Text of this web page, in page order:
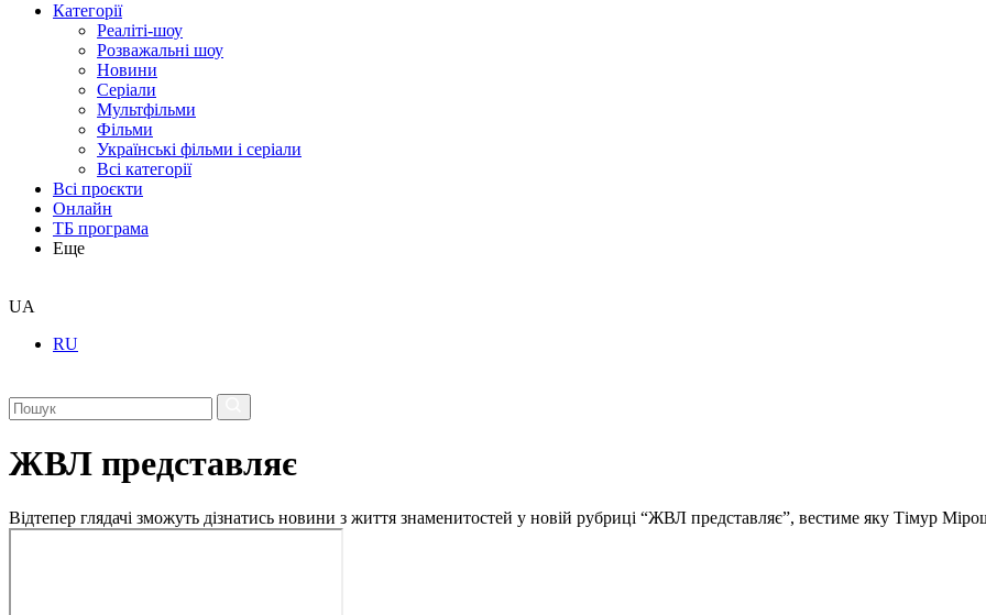
Категорії
Реаліті-шоу
Розважальні шоу
Новини
Серіали
Мультфільми
Фільми
Українські фільми і серіали
Всі категорії
Всі проєкти
Онлайн
ТБ програма
Еще
UA
RU
ЖВЛ представляє
Відтепер глядачі зможуть дізнатись новини з життя знаменитостей у новій рубриці “ЖВЛ представляє”, вестиме яку Тімур